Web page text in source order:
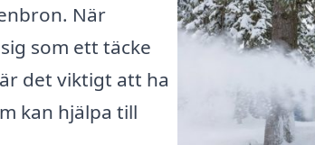
När
som ett täcke
det viktigt att ha
kan hjälpa till